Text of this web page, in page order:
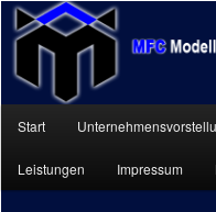
Zum
Inhalt
Zum
sekundären
Start
Leistungen Impressum